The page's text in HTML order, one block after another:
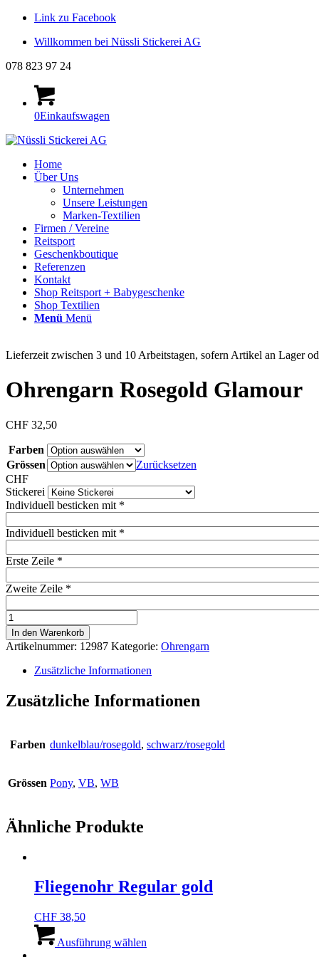
Link zu Facebook
Willkommen bei Nüssli Stickerei AG
078 823 97 24
0Einkaufswagen
Home
Über Uns
Unternehmen
Unsere Leistungen
Marken-Textilien
Firmen / Vereine
Reitsport
Geschenkboutique
Referenzen
Kontakt
Shop Reitsport + Babygeschenke
Shop Textilien
Menü Menü
Lieferzeit zwischen 3 und 10 Arbeitstagen, sofern Artikel an Lager
Ohrengarn Rosegold Glamour
CHF 32,50
Farben
Grössen
Zurücksetzen
CHF
Stickerei
Individuell besticken mit *
Individuell besticken mit *
Erste Zeile *
Zweite Zeile *
Ohrengarn
Rosegold
Glamour
Menge
In den Warenkorb
Artikelnummer: 12987 Kategorie: Ohrengarn
Zusätzliche Informationen
Zusätzliche Informationen
Farben dunkelblau/rosegold, schwarz/rosegold
Grössen Pony, VB, WB
Ähnliche Produkte
Fliegenohr Regular gold
CHF 38,50
Ausführung wählen